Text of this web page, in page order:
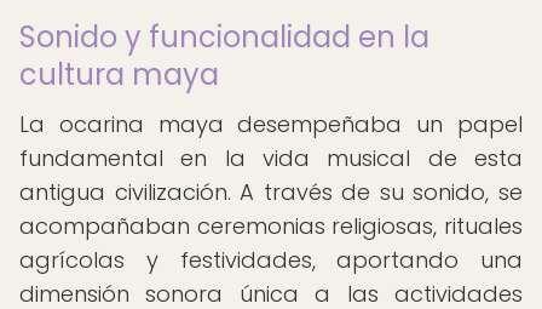
Sonido y funcionalidad en la
cultura maya
La ocarina maya desempeñaba un papel
fundamental en la vida musical de esta
antigua civilización. A través de su sonido, se
acompañaban ceremonias religiosas, rituales
agrícolas y festividades, aportando una
dimensión sonora única a las actividades